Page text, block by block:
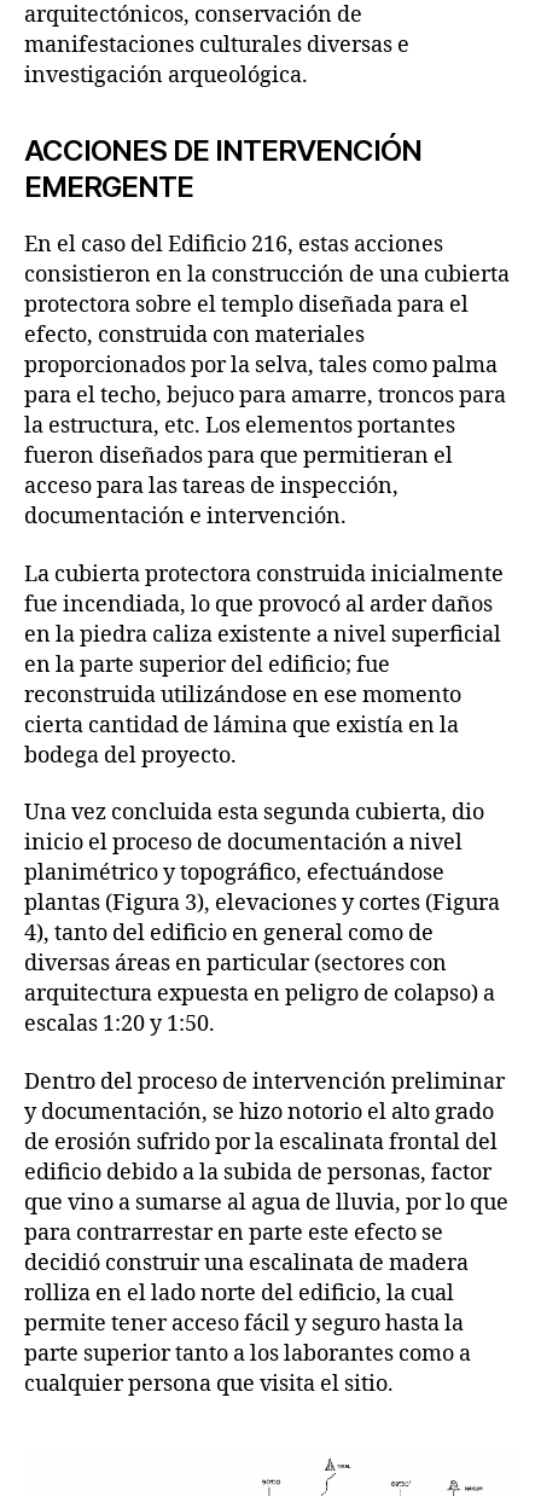
arquitectónicos, conservación de
manifestaciones culturales diversas e
investigación arqueológica.
ACCIONES DE INTERVENCIÓN
EMERGENTE
En el caso del Edificio 216, estas acciones
consistieron en la construcción de una cubierta
protectora sobre el templo diseñada para el
efecto, construida con materiales
proporcionados por la selva, tales como palma
para el techo, bejuco para amarre, troncos para
la estructura, etc. Los elementos portantes
fueron diseñados para que permitieran el
acceso para las tareas de inspección,
documentación e intervención.
La cubierta protectora construida inicialmente
fue incendiada, lo que provocó al arder daños
en la piedra caliza existente a nivel superficial
en la parte superior del edificio; fue
reconstruida utilizándose en ese momento
cierta cantidad de lámina que existía en la
bodega del proyecto.
Una vez concluida esta segunda cubierta, dio
inicio el proceso de documentación a nivel
planimétrico y topográfico, efectuándose
plantas (Figura 3), elevaciones y cortes (Figura
4), tanto del edificio en general como de
diversas áreas en particular (sectores con
arquitectura expuesta en peligro de colapso) a
escalas 1:20 y 1:50.
Dentro del proceso de intervención preliminar
y documentación, se hizo notorio el alto grado
de erosión sufrido por la escalinata frontal del
edificio debido a la subida de personas, factor
que vino a sumarse al agua de lluvia, por lo que
para contrarrestar en parte este efecto se
decidió construir una escalinata de madera
rolliza en el lado norte del edificio, la cual
permite tener acceso fácil y seguro hasta la
parte superior tanto a los laborantes como a
cualquier persona que visita el sitio.